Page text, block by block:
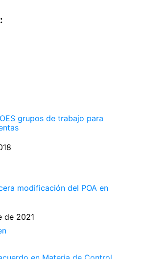
grupos de trabajo para
modificación del POA en
de 2021